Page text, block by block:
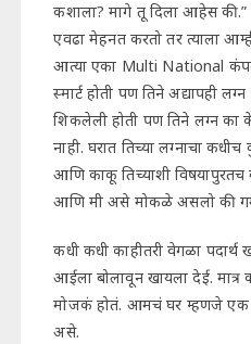
कशाला? मागे तू दिला आहेस की.”
एवढा मेहनत करतो तर त्याला
आत्या एका Multi National
स्मार्ट होती पण तिने अद्यापही
शिकलेली होती पण तिने लग्न
नाही. घरात तिच्या लग्नाचा
आणि काकू तिच्याशी विषयापुरतच
आणि मी असे मोकळे असलो की
कधी कधी काहीतरी वेगळा पदार्थ
आईला बोलावून खायला देई.
मोजकं होतं. आमचं घर म्हणजे एक
असे.